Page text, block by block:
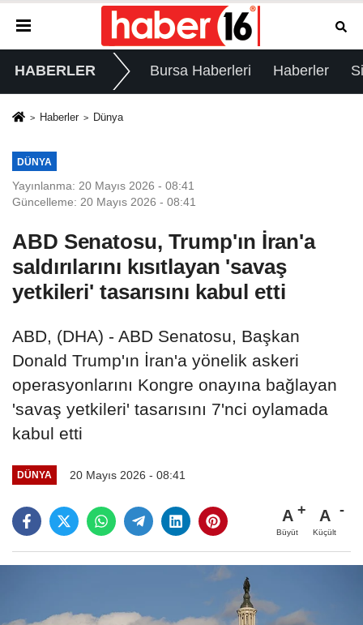
HABERLER Bursa Haberleri Haberler
Haberler Dünya
DÜNYA
Yayınlanma: 20 Mayıs 2026 - 08:41
Güncelleme: 20 Mayıs 2026 - 08:41
ABD Senatosu, Trump'ın İran'a
saldırılarını kısıtlayan 'savaş
yetkileri' tasarısını kabul etti
ABD, (DHA) - ABD Senatosu, Başkan
Donald Trump'ın İran'a yönelik askeri
operasyonlarını Kongre onayına bağlayan
'savaş yetkileri' tasarısını 7'nci oylamada
kabul etti
DÜNYA 20 Mayıs 2026 - 08:41
A
Büyüt
A
Küçült